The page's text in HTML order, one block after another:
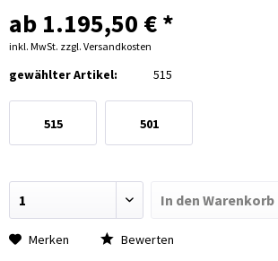
ab 1.195,50 € *
inkl. MwSt. zzgl. Versandkosten
gewählter Artikel: 515
515 501
In den Warenkorb
Merken Bewerten